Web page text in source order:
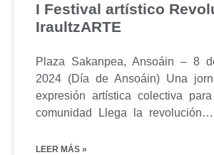
I Festival artístico
IraultzARTE
Plaza Sakanpea, Ansoáin – 8
2024 (Día de Ansoáin) Una
expresión artística colectiva
comunidad Llega la revolución…
LEER MÁS »